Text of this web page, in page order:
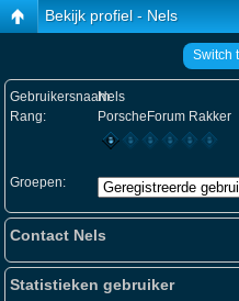
Bekijk profiel - Nels
Switch
Gebruikersnaam:Nels
Rang:
PorscheForum Rakker
Groepen:
Contact Nels
Statistieken gebruiker